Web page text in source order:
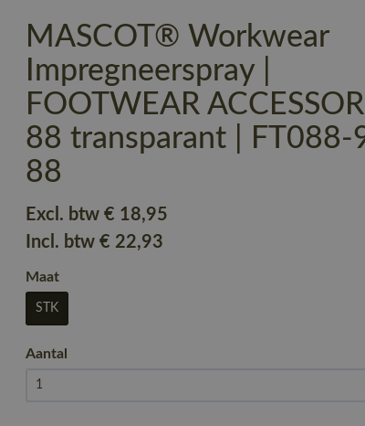
MASCOT® Workwear
Impregneerspray |
FOOTWEAR
88 transparant | FT088-
88
Excl. btw€ 18,95
Incl. btw€ 22,93
Maat
STK
Aantal